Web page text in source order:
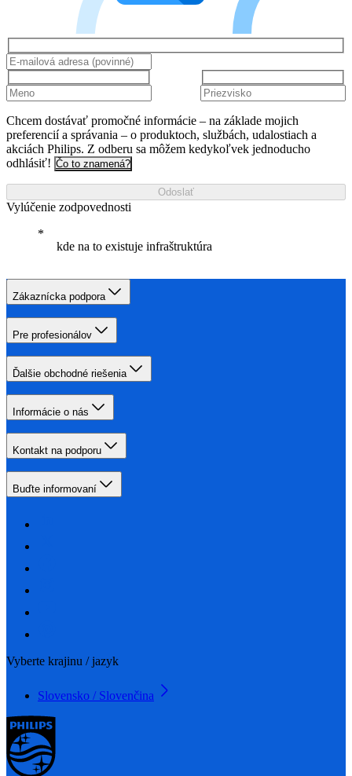
Chcem dostávať promočné informácie – na základe mojich
preferencií a správania – o produktoch, službách, udalostiach a
akciách Philips. Z odberu sa môžem kedykoľvek jednoducho
odhlásiť! Čo to znamená?
Odoslať
Vylúčenie zodpovednosti
kde na to existuje infraštruktúra
Zákaznícka podpora
Pre profesionálov
Ďalšie obchodné riešenia
Informácie o nás
Kontakt na podporu
Buďte informovaní
Vyberte krajinu / jazyk
Slovensko / Slovenčina